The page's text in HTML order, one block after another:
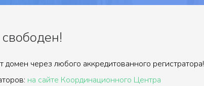
через любого аккредитованного регистратора!
на сайте Координационного Центра